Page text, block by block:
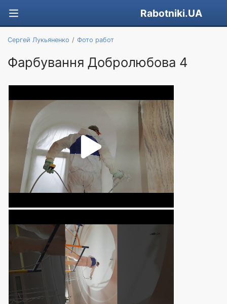
Rabotniki.UA
Сергей Лукьяненко Фото работ
Фарбування Добролюбова 4